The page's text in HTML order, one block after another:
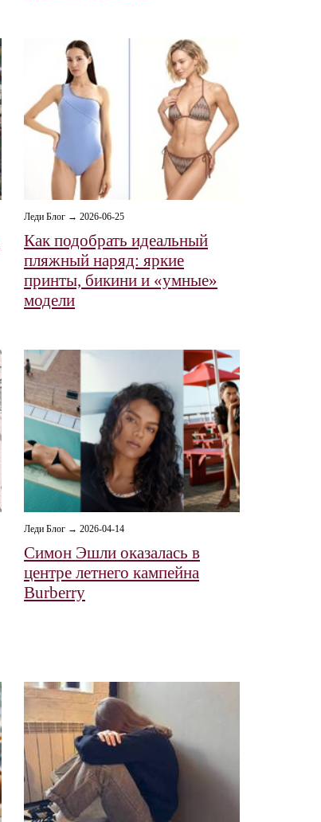
Леди Блог → 2026-06-25
Как подобрать идеальный
пляжный наряд: яркие
принты, бикини и «умные»
модели
Леди Блог → 2026-04-14
Симон Эшли оказалась в
центре летнего кампейна
Burberry